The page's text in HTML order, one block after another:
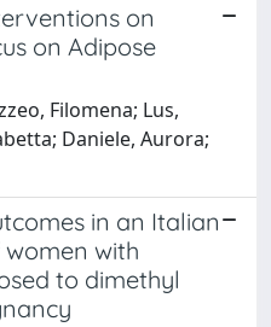
on
on Adipose
Filomena; Lus,
Daniele, Aurora;
in an Italian
with
to dimethyl